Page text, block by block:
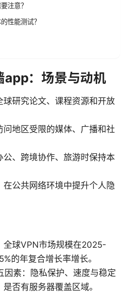
注意？
性能测试？
app：场景与动机
球研究论文、课程资源和开放
地区受限的媒体、广播和社
公、跨境协作、旅游时保持本
公共网络环境中提升个人隐
全球VPN市场规模在2025-
的年复合增长率增长。
因素：隐私保护、速度与稳定
否有服务器覆盖区域。